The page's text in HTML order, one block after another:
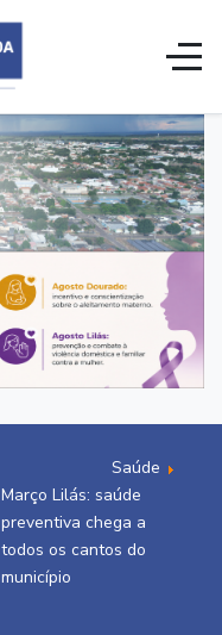
Saúde
Março Lilás: saúde
preventiva chega a
todos os cantos do
município